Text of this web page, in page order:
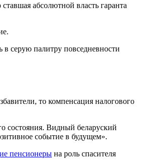
абсолютной власть гаранта
в серую палитру повседневности
то компенсация налогового
состояния. Видный беларуский
событие в будущем».
пенсионеры на роль спасителя